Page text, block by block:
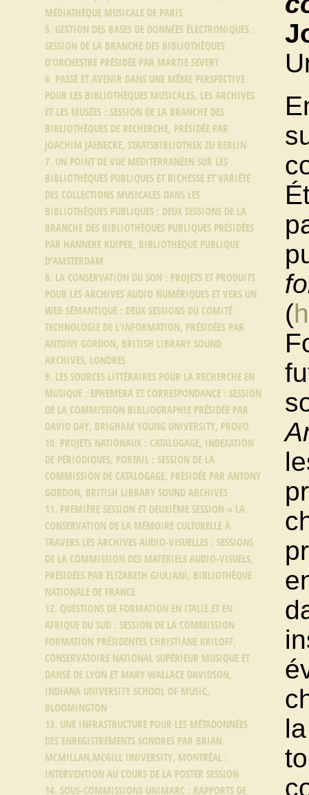
MÉDIATHÈQUE MUSICALE DE PARIS
5. GESTION DES BASES DE DONNÉES ÉLECTRONIQUES :
SESSION DE LA BRANCHE DES BIBLIOTHÈQUES
D’ORCHESTRE PRÉSIDÉE PAR MARTIE SEVERT
6. PASSÉ ET AVENIR DANS UNE MÊME PERSPECTIVE
POUR LES BIBLIOTHÈQUES MUSICALES, LES ARCHIVES
ET LES MUSÉES : SESSION DE LA BRANCHE DES
BIBLIOTHÈQUES DE RECHERCHE, PRÉSIDÉE PAR
JOACHIM JAENECKE, STAATSBIBLIOTHEK ZU BERLIN
7. UN POINT DE VUE MÉDITERRANÉEN SUR LES
BIBLIOTHÈQUES PUBLIQUES ET RICHESSE ET VARIÉTÉ
DES COLLECTIONS MUSICALES DANS LES
BIBLIOTHÈQUES PUBLIQUES : DEUX SESSIONS DE LA
BRANCHE DES BIBLIOTHÈQUES PUBLIQUES PRÉSIDÉES
PAR HANNEKE KUIPER, BIBLIOTHÈQUE PUBLIQUE
D’AMSTERDAM
8. LA CONSERVATION DU SON : PROJETS ET PRODUITS
POUR LES ARCHIVES AUDIO NUMÉRIQUES ET VERS UN
WEB SÉMANTIQUE : DEUX SESSIONS DU COMITÉ
TECHNOLOGIE DE L’INFORMATION, PRÉSIDÉES PAR
ANTONY GORDON, BRITISH LIBRARY SOUND
ARCHIVES, LONDRES
9. LES SOURCES LITTÉRAIRES POUR LA RECHERCHE EN
MUSIQUE : EPHEMERA ET CORRESPONDANCE : SESSION
DE LA COMMISSION BIBLIOGRAPHIE PRÉSIDÉE PAR
DAVID DAY, BRIGHAM YOUNG UNIVERSITY, PROVO
10. PROJETS NATIONAUX : CATALOGAGE, INDEXATION
DE PÉRIODIQUES, PORTAIL : SESSION DE LA
COMMISSION DE CATALOGAGE, PRÉSIDÉE PAR ANTONY
GORDON, BRITISH LIBRARY SOUND ARCHIVES
11. PREMIÈRE SESSION ET DEUXIÈME SESSION « LA
CONSERVATION DE LA MÉMOIRE CULTURELLE À
TRAVERS LES ARCHIVES AUDIO-VISUELLES : SESSIONS
DE LA COMMISSION DES MATÉRIELS AUDIO-VISUELS,
PRÉSIDÉES PAR ELIZABETH GIULIANI, BIBLIOTHÈQUE
NATIONALE DE FRANCE
12. QUESTIONS DE FORMATION EN ITALIE ET EN
AFRIQUE DU SUD : SESSION DE LA COMMISSION
FORMATION PRÉSIDENTES CHRISTIANE KRILOFF,
CONSERVATOIRE NATIONAL SUPÉRIEUR MUSIQUE ET
DANSE DE LYON ET MARY WALLACE DAVIDSON,
INDIANA UNIVERSITY SCHOOL OF MUSIC,
BLOOMINGTON
13. UNE INFRASTRUCTURE POUR LES MÉTADONNÉES
DES ENREGISTREMENTS SONORES PAR BRIAN
MCMILLAN,MCGILL UNIVERSITY, MONTRÉAL :
INTERVENTION AU COURS DE LA POSTER SESSION
14. SOUS-COMMISSIONS UNIMARC : RAPPORTS DE
(